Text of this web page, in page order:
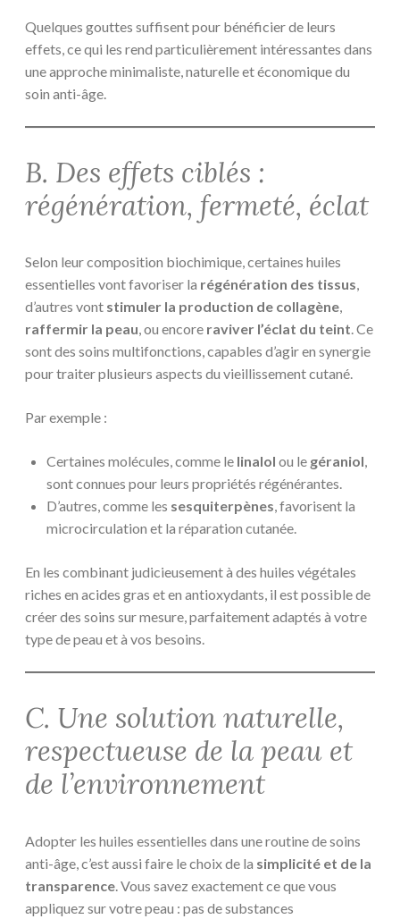
Quelques gouttes suffisent pour bénéficier de leurs
effets, ce qui les rend particulièrement intéressantes dans
une approche minimaliste, naturelle et économique du
soin anti-âge.
B. Des effets ciblés :
régénération, fermeté, éclat
Selon leur composition biochimique, certaines huiles
essentielles vont favoriser la régénération des tissus,
d’autres vont stimuler la production de collagène,
raffermir la peau, ou encore raviver l’éclat du teint. Ce
sont des soins multifonctions, capables d’agir en synergie
pour traiter plusieurs aspects du vieillissement cutané.
Par exemple :
Certaines molécules, comme le linalol ou le géraniol,
sont connues pour leurs propriétés régénérantes.
D’autres, comme les sesquiterpènes, favorisent la
microcirculation et la réparation cutanée.
En les combinant judicieusement à des huiles végétales
riches en acides gras et en antioxydants, il est possible de
créer des soins sur mesure, parfaitement adaptés à votre
type de peau et à vos besoins.
C. Une solution naturelle,
respectueuse de la peau et
de l’environnement
Adopter les huiles essentielles dans une routine de soins
anti-âge, c’est aussi faire le choix de la simplicité et de la
transparence . Vous savez exactement ce que vous
appliquez sur votre peau : pas de substances